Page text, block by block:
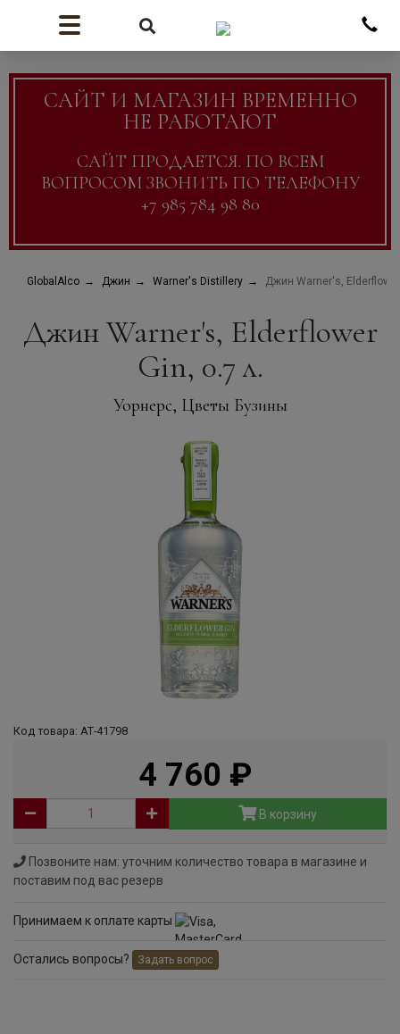
САЙТ И МАГАЗИН ВРЕМЕННО
НЕ РАБОТАЮТ
САЙТ ПРОДАЕТСЯ. ПО ВСЕМ
ВОПРОСОМ ЗВОНИТЬ ПО ТЕЛЕФОНУ
+7 985 784 98 80
GlobalAlco Джин Warner's Distillery Джин Warner's,
Джин Warner's, Elderflower
Gin, 0.7 л.
Уорнерс, Цветы Бузины
Код товара: АТ-41798
4 760
В корзину
Позвоните нам: уточним количество товара в магазине и
поставим под вас резерв
Принимаем к оплате карты
Остались вопросы? Задать вопрос